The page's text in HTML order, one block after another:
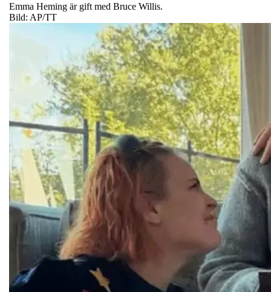
Emma Heming är gift med Bruce Willis.
Bild: AP/TT